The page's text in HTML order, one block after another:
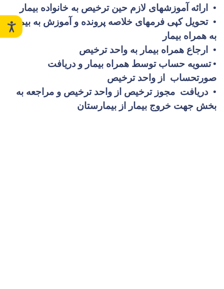
• ارائه آموزشهای لازم حین ترخیص به خانواده بیمار
• تحویل کپی فرمهای خلاصه پرونده و آموزش به بیمار
به همراه بیمار
• ارجاع همراه بیمار به واحد ترخیص
•تسویه حساب توسط همراه بیمار و دریافت
صورتحساب از واحد ترخیص
• دریافت مجوز ترخیص از واحد ترخیص و مراجعه به
بخش جهت خروج بیمار از بیمارستان